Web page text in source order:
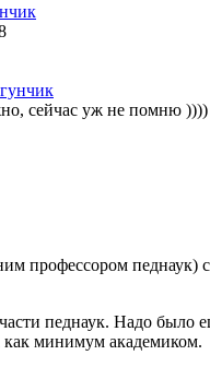
сейчас уж не помню ))))
профессором педнаук)
педнаук. Надо было
как минимум академиком.